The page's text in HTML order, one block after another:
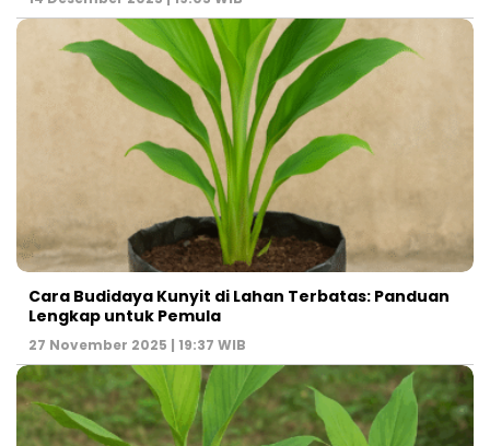
Cara Budidaya Kunyit di Lahan Terbatas: Panduan
Lengkap untuk Pemula
27 November 2025 | 19:37 WIB